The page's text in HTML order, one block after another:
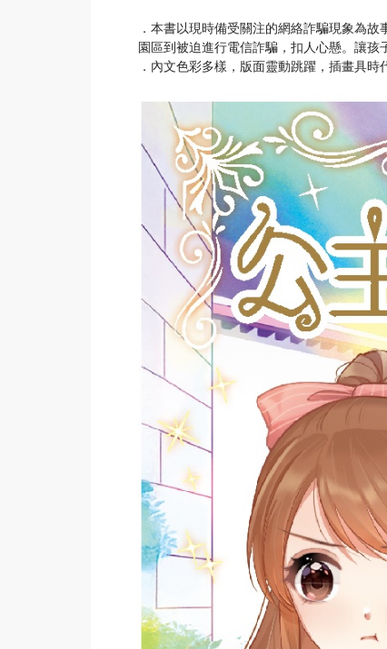
．本書以現時備受關注的網絡詐騙現象為
園區到被迫進行電信詐騙，扣人心懸。讓孩
．內文色彩多樣，版面靈動跳躍，插畫具時